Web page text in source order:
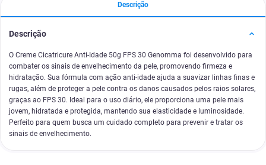
Descrição
Descrição
O Creme Cicatricure Anti-Idade 50g FPS 30 Genomma foi desenvolvido para
combater os sinais de envelhecimento da pele, promovendo firmeza e
hidratação. Sua fórmula com ação anti-idade ajuda a suavizar linhas finas e
rugas, além de proteger a pele contra os danos causados pelos raios solares,
graças ao FPS 30. Ideal para o uso diário, ele proporciona uma pele mais
jovem, hidratada e protegida, mantendo sua elasticidade e luminosidade.
Perfeito para quem busca um cuidado completo para prevenir e tratar os
sinais de envelhecimento.